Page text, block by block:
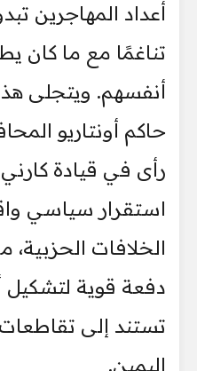
أعداد المهاجرين
تناغمًا مع ما كان
أنفسهم. ويتجلى
حاكم أونتاريو
رأى في قيادة
استقرار سياسي
الخلافات
دفعة قوية لتشكيل
تستند إلى
اليمين.